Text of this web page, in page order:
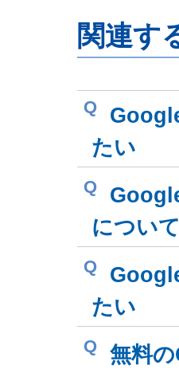
関連す
Q
たい
Q
につい
Q
たい
Q
無料